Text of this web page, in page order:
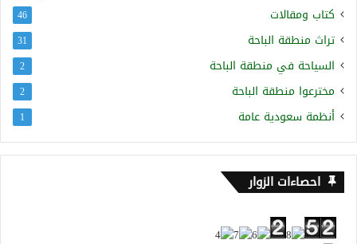
كتاب ومقالات 46
تراث منطقة الباحة 31
السياحة في منطقة الباحة 2
مخترعوا منطقة الباحة 2
أنظمة سعودية عامة 1
احصاءات الزوار